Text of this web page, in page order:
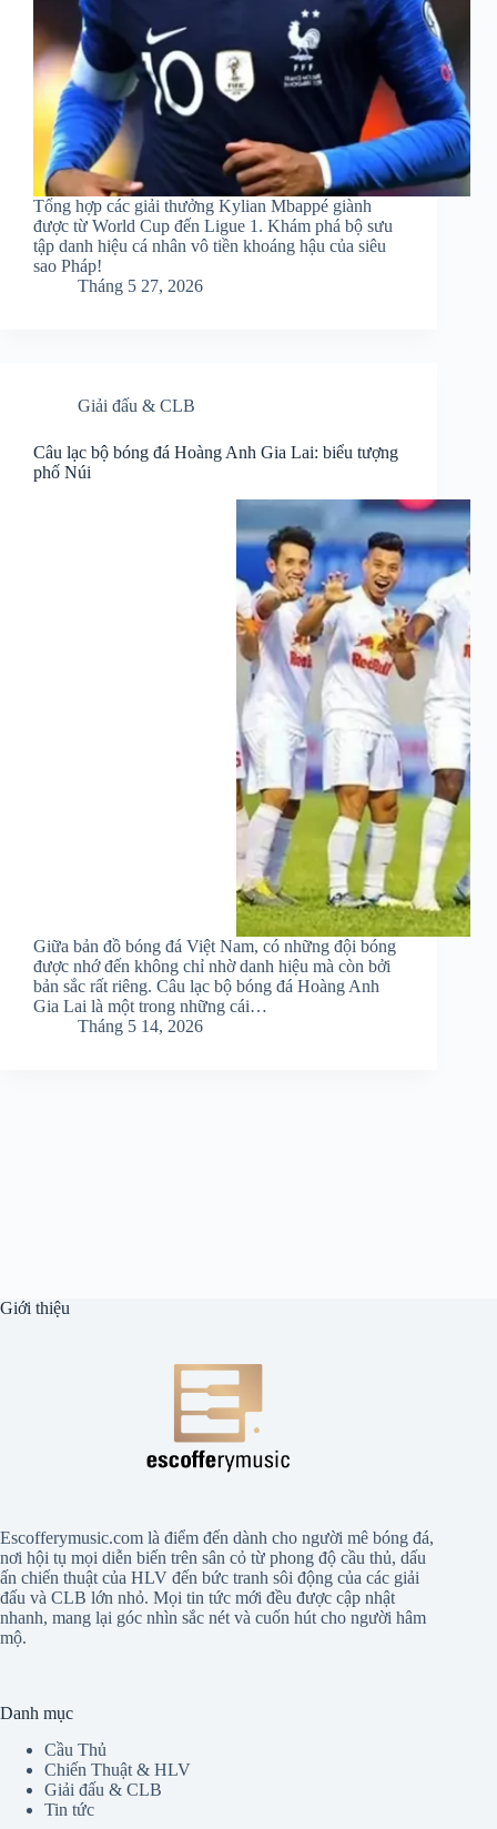
Tổng hợp các giải thưởng Kylian Mbappé giành
được từ World Cup đến Ligue 1. Khám phá bộ sưu
tập danh hiệu cá nhân vô tiền khoáng hậu của siêu
sao Pháp!
Tháng 5 27, 2026
Giải đấu & CLB
Câu lạc bộ bóng đá Hoàng Anh Gia Lai: biểu tượng
phố Núi
Giữa bản đồ bóng đá Việt Nam, có những đội bóng
được nhớ đến không chỉ nhờ danh hiệu mà còn bởi
bản sắc rất riêng. Câu lạc bộ bóng đá Hoàng Anh
Gia Lai là một trong những cái…
Tháng 5 14, 2026
Giới thiệu
Escofferymusic.com là điểm đến dành cho người mê bóng đá,
nơi hội tụ mọi diễn biến trên sân cỏ từ phong độ cầu thủ, dấu
ấn chiến thuật của HLV đến bức tranh sôi động của các giải
đấu và CLB lớn nhỏ. Mọi tin tức mới đều được cập nhật
nhanh, mang lại góc nhìn sắc nét và cuốn hút cho người hâm
mộ.
Danh mục
Cầu Thủ
Chiến Thuật & HLV
Giải đấu & CLB
Tin tức